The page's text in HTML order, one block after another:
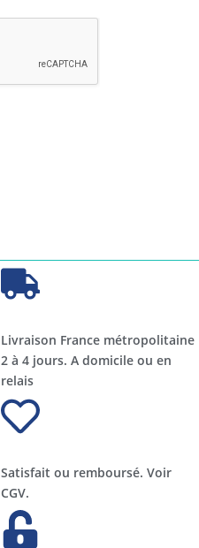
Livraison France métropolitaine
2 à 4 jours. A domicile ou en
relais​​
Satisfait ou remboursé. Voir
CGV.